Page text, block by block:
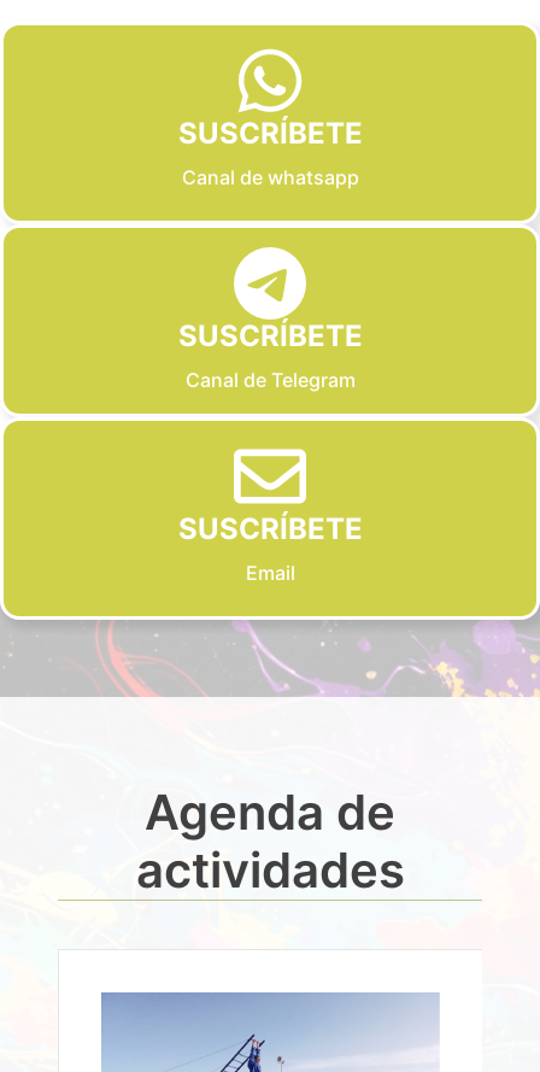
SUSCRÍBETE
Canal de whatsapp
SUSCRÍBETE
Canal de Telegram
SUSCRÍBETE
Email
Agenda de
actividades